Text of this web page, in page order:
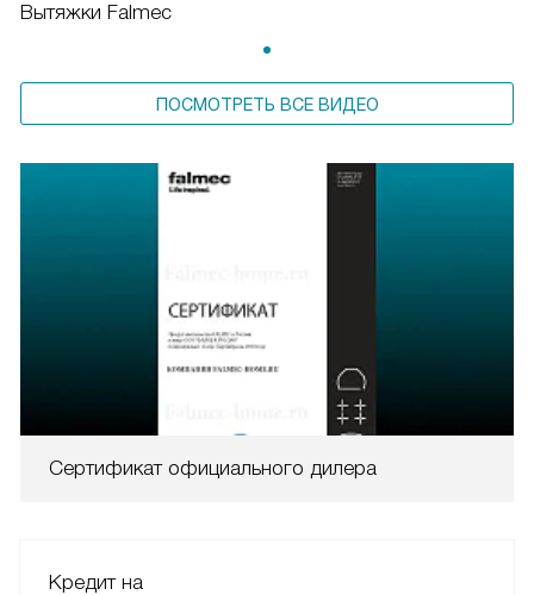
Вытяжки Falmec
ПОСМОТРЕТЬ ВСЕ ВИДЕО
Сертификат официального дилера
Кредит на